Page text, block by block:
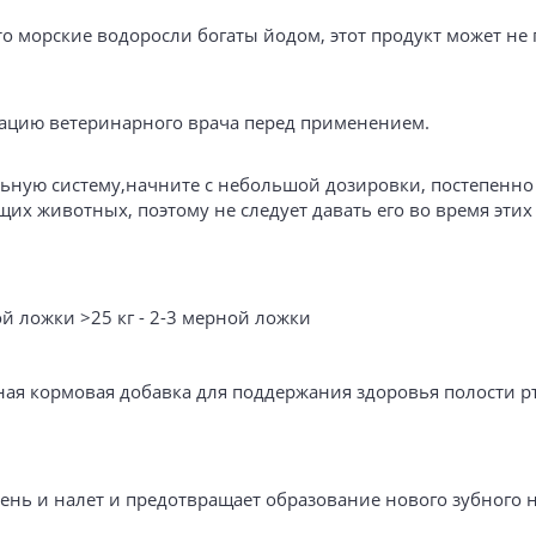
морские водоросли богаты йодом, этот продукт может
ветеринарного врача перед применением.
систему,начните с небольшой дозировки,
животных, поэтому не следует давать его во время
ложки >25 кг - 2-3 мерной ложки
кормовая добавка для поддержания здоровья полости
и налет и предотвращает образование нового зубного